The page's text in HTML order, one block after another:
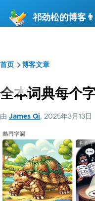
祁劲松的博客
面
包
首页 博客文章
全本词典每个
由 James Qi, 2025年3月13日